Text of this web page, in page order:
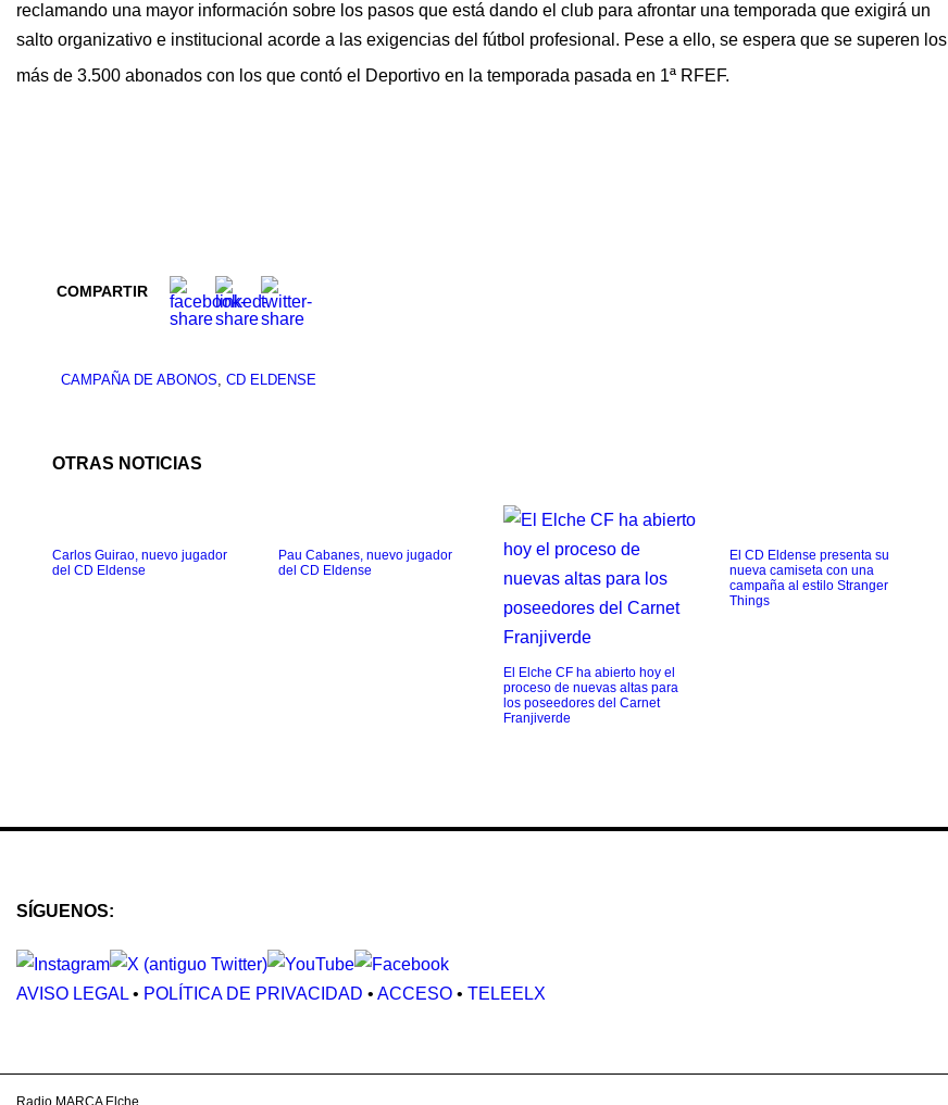
reclamando una mayor información sobre los pasos que está dando el club para afrontar una temporada que exigirá un
salto organizativo e institucional acorde a las exigencias del fútbol profesional. Pese a ello, se espera que se superen los
más de 3.500 abonados con los que contó el Deportivo en la temporada pasada en 1ª RFEF.
COMPARTIR
CAMPAÑA DE ABONOS, CD ELDENSE
OTRAS NOTICIAS
Carlos Guirao, nuevo jugador
del CD Eldense
Pau Cabanes, nuevo jugador
del CD Eldense
El Elche CF ha abierto hoy el
proceso de nuevas altas para
los poseedores del Carnet
Franjiverde
El CD Eldense presenta su
nueva camiseta con una
campaña al estilo Stranger
Things
SÍGUENOS:
AVISO LEGAL • POLÍTICA DE PRIVACIDAD • ACCESO • TELEELX
Radio MARCA Elche